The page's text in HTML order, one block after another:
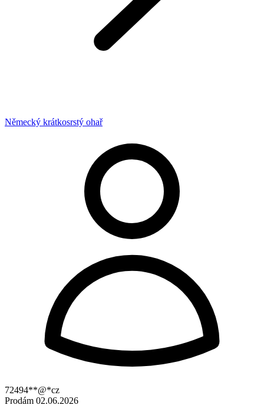
Německý krátkosrstý ohař
72494**@*cz
Prodám 02.06.2026